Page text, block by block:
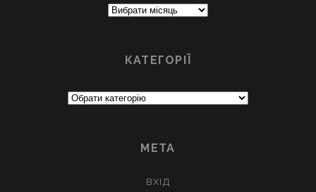
Архіви
КАТЕГОРІЇ
МЕТА
ВХІД